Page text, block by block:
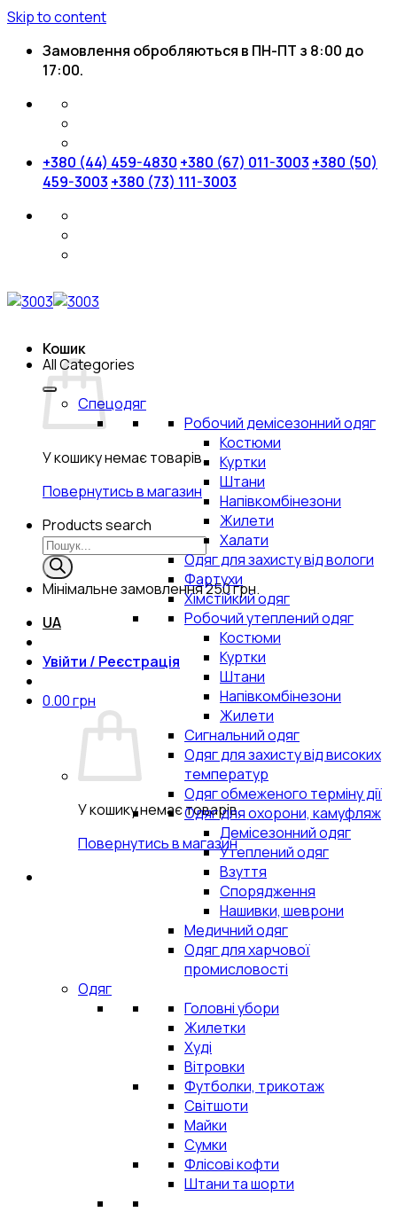
Skip to content
Замовлення обробляються в ПН-ПТ з 8:00 до
17:00.
+380 (44) 459-4830 +380 (67) 011-3003 +380 (50)
459-3003 +380 (73) 111-3003
Кошик
У кошику немає товарів.
Повернутись в магазин
Products search
Мінімальне замовлення250 грн.
UA
Увійти / Реєстрація
0.00грн
У кошику немає товарів.
Повернутись в магазин
All Categories
Спецодяг
Робочий демісезонний одяг
Костюми
Куртки
Штани
Напівкомбінезони
Жилети
Халати
Одяг для захисту від вологи
Фартухи
Хімстійкий одяг
Робочий утеплений одяг
Костюми
Куртки
Штани
Напівкомбінезони
Жилети
Сигнальний одяг
Одяг для захисту від високих
температур
Одяг обмеженого терміну дії
Одяг для охорони, камуфляж
Демісезонний одяг
Утеплений одяг
Взуття
Спорядження
Нашивки, шеврони
Медичний одяг
Одяг для харчової
промисловості
Одяг
Головні убори
Жилетки
Худі
Вітровки
Футболки, трикотаж
Світшоти
Майки
Сумки
Флісові кофти
Штани та шорти